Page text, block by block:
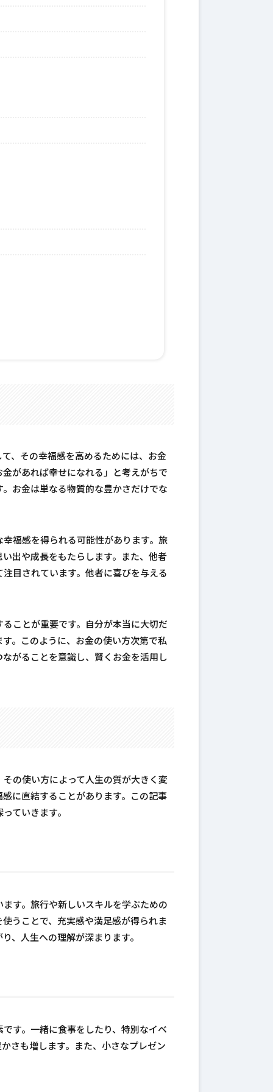
、その幸福感を高めるためには、お金
があれば幸せになれる」と考えがちで
お金は単なる物質的な豊かさだけでな
福感を得られる可能性があります。旅
出や成長をもたらします。また、他者
目されています。他者に喜びを与える
ことが重要です。自分が本当に大切だ
。このように、お金の使い方次第で私
がることを意識し、賢くお金を活用し
の使い方によって人生の質が大きく変
に直結することがあります。この記事
ていきます。
ます。旅行や新しいスキルを学ぶための
うことで、充実感や満足感が得られま
、人生への理解が深まります。
す。一緒に食事をしたり、特別なイベ
さも増します。また、小さなプレゼン